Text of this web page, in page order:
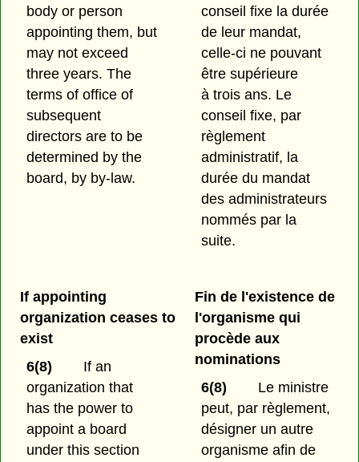
body or person
appointing them, but
may not exceed
three years. The
terms of office of
subsequent
directors are to be
determined by the
board, by by-law.
conseil fixe la durée
de leur mandat,
celle-ci ne pouvant
être supérieure
à trois ans. Le
conseil fixe, par
règlement
administratif, la
durée du mandat
des administrateurs
nommés par la
suite.
If appointing
organization ceases to
exist
6(8)
If an
organization that
has the power to
appoint a board
under this section
Fin de l'existence de
l'organisme qui
procède aux
nominations
6(8)
Le ministre
peut, par règlement,
désigner un autre
organisme afin de